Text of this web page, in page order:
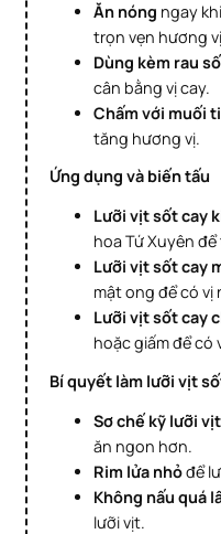
Ăn nóng ngay
trọn vẹn hương
Dùng kèm rau
cân bằng vị cay.
Chấm với
tăng hương vị.
Ứng dụng và biến tấu
Lưỡi vịt sốt cay
hoa Tứ Xuyên
Lưỡi vịt sốt cay
mật ong để có vị
Lưỡi vịt sốt cay
hoặc giấm để có
Bí quyết làm lưỡi vịt
Sơ chế kỹ lưỡi vịt
ăn ngon hơn.
Rim lửa nhỏđể
Không nấu quá
lưỡi vịt.